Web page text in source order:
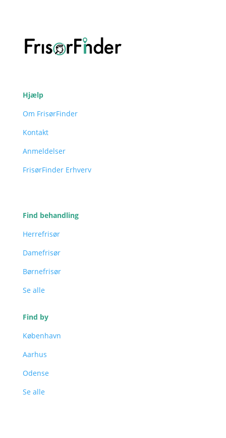
Hjælp
Om FrisørFinder
Kontakt
Anmeldelser
FrisørFinder Erhverv
Find behandling
Herrefrisør
Damefrisør
Børnefrisør
Se alle
Find by
København
Aarhus
Odense
Se alle